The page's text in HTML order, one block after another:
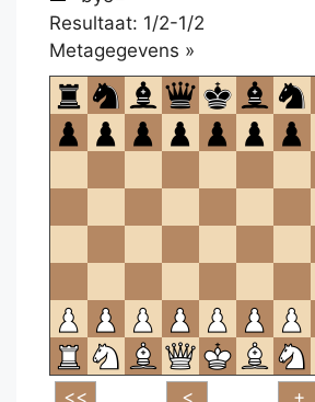
Resultaat: 1/2-1/2
Metagegevens »
om
te
openen.